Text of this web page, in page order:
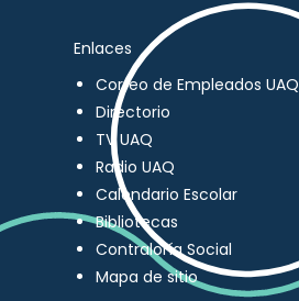
Enlaces
Correo de Empleados UAQ
Directorio
TV UAQ
Radio UAQ
Calendario Escolar
Bibliotecas
Contraloría Social
Mapa de sitio